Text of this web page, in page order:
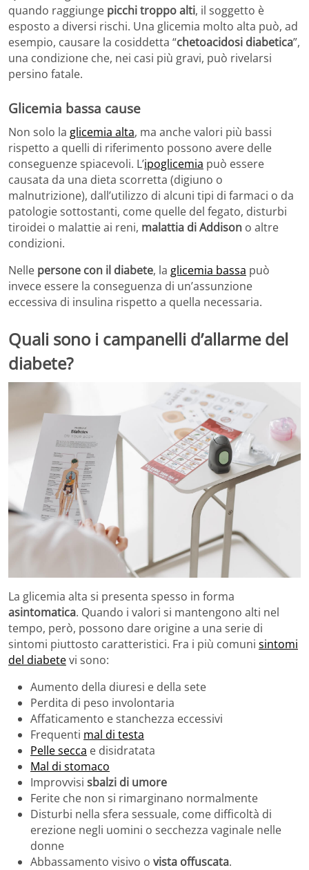
quando raggiunge picchi troppo alti, il soggetto è
esposto a diversi rischi. Una glicemia molto alta può, ad
esempio, causare la cosiddetta “chetoacidosi diabetica”,
una condizione che, nei casi più gravi, può rivelarsi
persino fatale.
Glicemia bassa cause
Non solo la glicemia alta, ma anche valori più bassi
rispetto a quelli di riferimento possono avere delle
conseguenze spiacevoli. L’ipoglicemia può essere
causata da una dieta scorretta (digiuno o
malnutrizione), dall’utilizzo di alcuni tipi di farmaci o da
patologie sottostanti, come quelle del fegato, disturbi
tiroidei o malattie ai reni, malattia di Addison o altre
condizioni.
Nelle persone con il diabete, la glicemia bassa può
invece essere la conseguenza di un’assunzione
eccessiva di insulina rispetto a quella necessaria.
Quali sono i campanelli d’allarme del
diabete?
La glicemia alta si presenta spesso in forma
asintomatica. Quando i valori si mantengono alti nel
tempo, però, possono dare origine a una serie di
sintomi piuttosto caratteristici. Fra i più comuni sintomi
del diabetevi sono:
Aumento della diuresi e della sete
Perdita di peso involontaria
Affaticamento e stanchezza eccessivi
Frequenti mal di testa
Pelle secca e disidratata
Mal di stomaco
Improvvisi sbalzi di umore
Ferite che non si rimarginano normalmente
Disturbi nella sfera sessuale, come difficoltà di
erezione negli uomini o secchezza vaginale nelle
donne
Abbassamento visivo o vista offuscata.